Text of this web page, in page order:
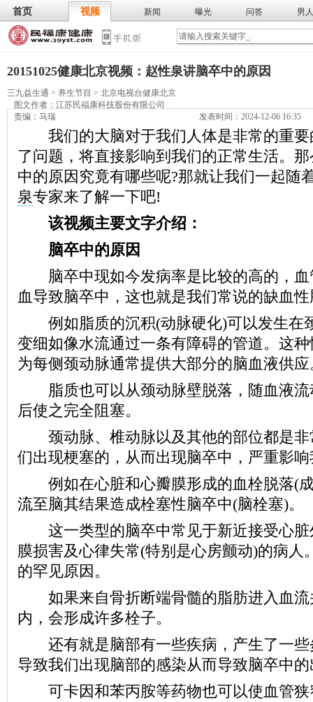
首页 视频 新闻 曝光 问答 男人
武术 气功 膳食 食谱 营养
20151025健康北京视频：赵性泉讲脑卒中的原因
三九益生通 > 养生节目 > 北京电视台健康北京
图文作者： 江苏民福康科技股份有限公司
责编：马瑞
发表时间：2024-12-06 16:35
我们的大脑对于我们人体是非常的重要
了问题，将直接影响到我们的正常生活。
中的原因究竟有哪些呢?那就让我们一起随
泉专家来了解一下吧!
该视频主要文字介绍：
脑卒中的原因
脑卒中现如今发病率是比较的高的，血
血导致脑卒中，这也就是我们常说的缺血
例如脂质的沉积(动脉硬化)可以发生在
变细如像水流通过一条有障碍的管道。这
为每侧颈动脉通常提供大部分的脑血液供应
脂质也可以从颈动脉壁脱落，随血液流
后使之完全阻塞。
颈动脉、椎动脉以及其他的部位都是非
们出现梗塞的，从而出现脑卒中，严重影
例如在心脏和心瓣膜形成的血栓脱落(
流至脑其结果造成栓塞性脑卒中(脑栓塞)。
这一类型的脑卒中常见于新近接受心脏
膜损害及心律失常(特别是心房颤动)的病人
的罕见原因。
如果来自骨折断端骨髓的脂肪进入血流
内，会形成许多栓子。
还有就是脑部有一些疾病，产生了一些
导致我们出现脑部的感染从而导致脑卒中
可卡因和苯丙胺等药物也可以使血管狭